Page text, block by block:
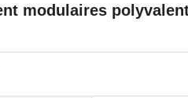
modulaires